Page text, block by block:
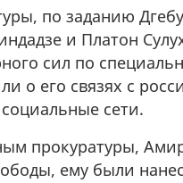
по заданию
и Платон
сил по
о его связях с
сети.
прокуратуры,
ему были